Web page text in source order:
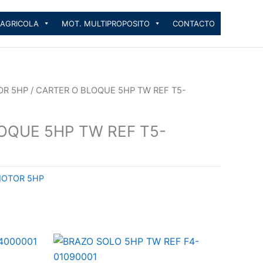
MOT. MULTIPROPOSITO CONTACTO
5HP / CARTER O BLOQUE 5HP TW REF T5-
5HP TW REF T5-
5HP